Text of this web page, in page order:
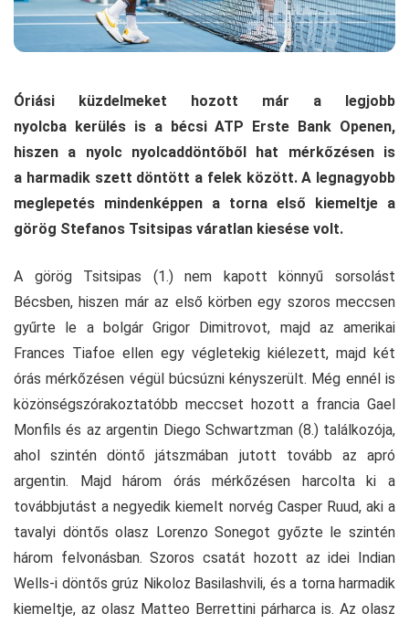
Óriási küzdelmeket hozott már a legjobb
nyolcba kerülés is a bécsi ATP Erste Bank Openen,
hiszen a nyolc nyolcaddöntőből hat mérkőzésen is
a harmadik szett döntött a felek között. A legnagyobb
meglepetés mindenképpen a torna első kiemeltje a
görög Stefanos Tsitsipas váratlan kiesése volt.
A görög Tsitsipas (1.) nem kapott könnyű sorsolást
Bécsben, hiszen már az első körben egy szoros meccsen
gyűrte le a bolgár Grigor Dimitrovot, majd az amerikai
Frances Tiafoe ellen egy végletekig kiélezett, majd két
órás mérkőzésen végül búcsúzni kényszerült. Még ennél is
közönségszórakoztatóbb meccset hozott a francia Gael
Monfils és az argentin Diego Schwartzman (8.) találkozója,
ahol szintén döntő játszmában jutott tovább az apró
argentin. Majd három órás mérkőzésen harcolta ki a
továbbjutást a negyedik kiemelt norvég Casper Ruud, aki a
tavalyi döntős olasz Lorenzo Sonegot győzte le szintén
három felvonásban. Szoros csatát hozott az idei Indian
Wells-i döntős grúz Nikoloz Basilashvili, és a torna harmadik
kiemeltje, az olasz Matteo Berrettini párharca is. Az olasz